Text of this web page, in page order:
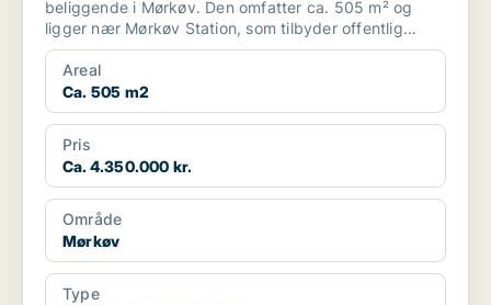
beliggende i Mørkøv. Den omfatter ca. 505 m² og
ligger nær Mørkøv Station, som tilbyder offentlig
transport. I næromr...
Areal
Ca. 505 m2
Pris
Ca. 4.350.000 kr.
Område
Mørkøv
Type